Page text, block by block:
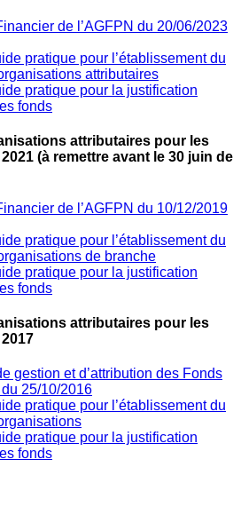
de l’AGFPN du 20/06/2023
pratique pour l’établissement du
attributaires
pratique pour la justification
fonds
attributaires pour les
(à remettre avant le 30 juin de
de l’AGFPN du 10/12/2019
pratique pour l’établissement du
de branche
pratique pour la justification
fonds
attributaires pour les
gestion et d’attribution des Fonds
25/10/2016
pratique pour l’établissement du
pratique pour la justification
fonds